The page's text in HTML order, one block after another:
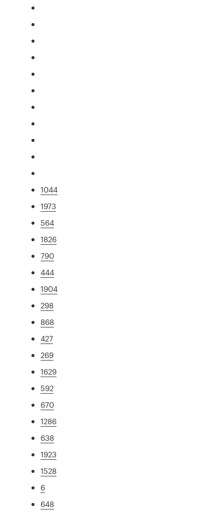
1044
1973
564
1826
790
444
1904
298
868
427
269
1629
592
670
1286
638
1923
1528
6
648